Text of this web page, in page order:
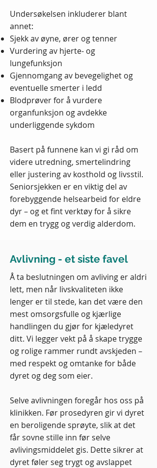
Undersøkelsen inkluderer blant
annet:
Sjekk av øyne, ører og tenner
Vurdering av hjerte- og
lungefunksjon
Gjennomgang av bevegelighet og
eventuelle smerter i ledd
Blodprøver for å vurdere
organfunksjon og avdekke
underliggende sykdom
Basert på funnene kan vi gi råd om
videre utredning, smertelindring
eller justering av kosthold og livsstil.
Seniorsjekken er en viktig del av
forebyggende helsearbeid for eldre
dyr – og et fint verktøy for å sikre
dem en trygg og verdig alderdom.
Avlivning - et siste favel
Å ta beslutningen om avliving er aldri
lett, men når livskvaliteten ikke
lenger er til stede, kan det være den
mest omsorgsfulle og kjærlige
handlingen du gjør for kjæledyret
ditt. Vi legger vekt på å skape trygge
og rolige rammer rundt avskjeden –
med respekt og omtanke for både
dyret og deg som eier.
Selve avlivningen foregår hos oss på
klinikken. Før prosedyren gir vi dyret
en beroligende sprøyte, slik at det
får sovne stille inn før selve
avlivingsmiddelet gis. Dette sikrer at
dyret føler seg trygt og avslappet